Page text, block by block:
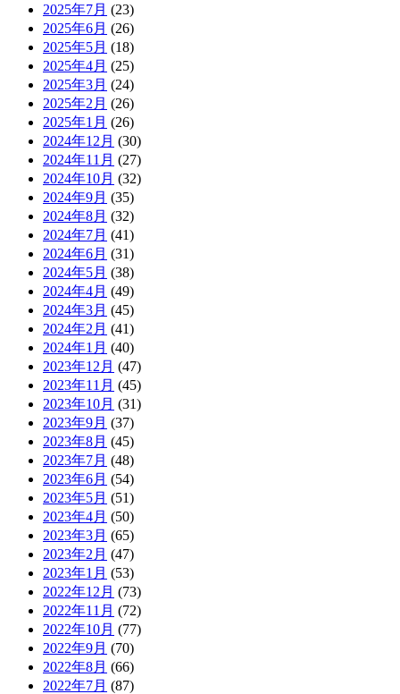
2025年7月 (23)
2025年6月 (26)
2025年5月 (18)
2025年4月 (25)
2025年3月 (24)
2025年2月 (26)
2025年1月 (26)
2024年12月 (30)
2024年11月 (27)
2024年10月 (32)
2024年9月 (35)
2024年8月 (32)
2024年7月 (41)
2024年6月 (31)
2024年5月 (38)
2024年4月 (49)
2024年3月 (45)
2024年2月 (41)
2024年1月 (40)
2023年12月 (47)
2023年11月 (45)
2023年10月 (31)
2023年9月 (37)
2023年8月 (45)
2023年7月 (48)
2023年6月 (54)
2023年5月 (51)
2023年4月 (50)
2023年3月 (65)
2023年2月 (47)
2023年1月 (53)
2022年12月 (73)
2022年11月 (72)
2022年10月 (77)
2022年9月 (70)
2022年8月 (66)
2022年7月 (87)